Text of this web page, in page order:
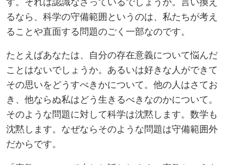
るなら、科学の守備範囲というのは、私たちが考え
ることや直面する問題のごく一部なのです。
たとえばあなたは、自分の存在意義について悩んだ
ことはないでしょうか。あるいは好きな人ができて
その思いをどうすべきかについて。他の人はさてお
き、他ならぬ私はどう生きるべきなのかについて。
そのような問題に対して科学は沈黙します。数学も
沈黙します。なぜならそのような問題は守備範囲外
だからです。